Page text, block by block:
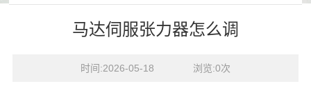
马达伺服张力器怎么调
时间:2026-05-18    浏览:0次